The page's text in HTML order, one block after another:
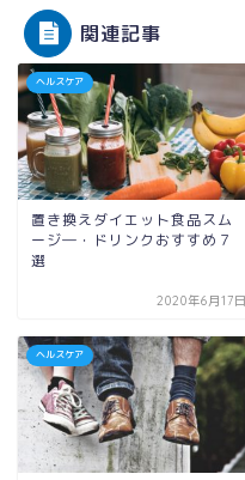
関連記事
ヘルスケア
置き換えダイエット食品スム
ージ―・ドリンクおすすめ７
選
2020年6月17日
ヘルスケア